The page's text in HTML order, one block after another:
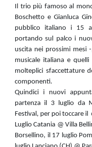
Il trio più famoso al
Boschetto e Gianluca
pubblico italiano i 15
portando sul palco i
uscita nei prossimi mesi
musicale italiana e
molteplici sfaccettature
componenti.
Quindici i nuovi
partenza il 3 luglio da
Festival, per poi toccare il
Luglio Catania @ Villa
Borsellino, il 17 luglio